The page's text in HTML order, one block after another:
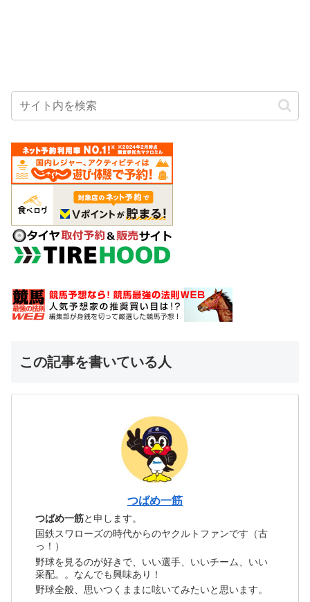
この記事を書いている人
つばめ一筋
つばめ一筋と申します。
国鉄スワローズの時代からのヤクルトファンです（古
っ！）
野球を見るのが好きで、いい選手、いいチーム、いい
采配。。なんでも興味あり！
野球全般、思いつくままに呟いてみたいと思います。